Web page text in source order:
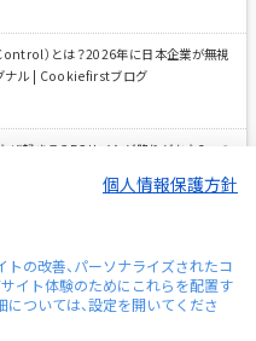
）とは？2026年に日本企業が無視
ナル | Cookiefirstブログ
ぜ起きる？ECサイトが陥りがちな3つの
個も開いていませんか？Shopliveの『配
管理を解説 | Shopliveブログ
個人情報保護方針
トの改善、パーソナライズされたコ
イト体験のためにこれらを配置す
ついては、設定を開いてくださ